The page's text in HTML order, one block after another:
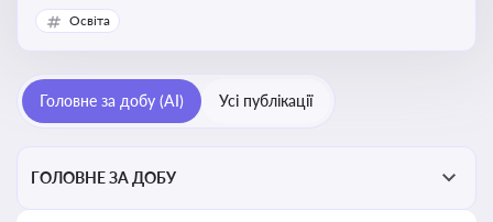
діяльність. Зміни в законодавстві, що стосуються
роботи ФОПів
Освіта
Головне за добу (AI) Усі публікації
ГОЛОВНЕ ЗА ДОБУ